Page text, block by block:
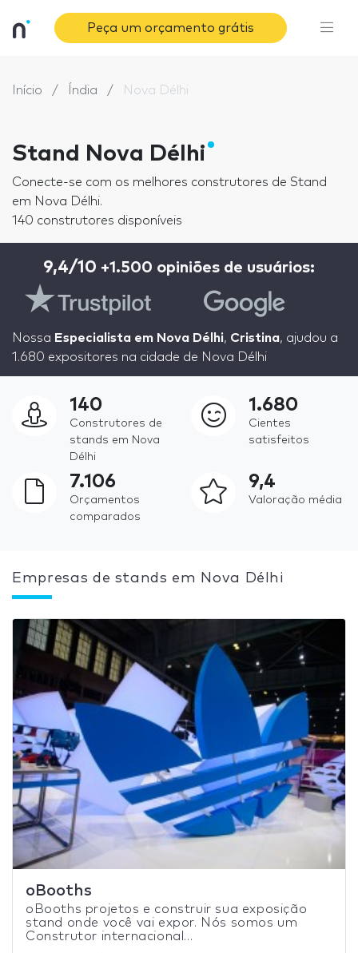
Peça um orçamento grátis
Início Índia Nova Délhi
Stand Nova Délhi
Conecte-se com os melhores construtores de Stand
em Nova Délhi.
140 construtores disponíveis
9,4/10 +1.500 opiniões de usuários:
Nossa Especialista em Nova Délhi, Cristina, ajudou a
1.680 expositores na cidade de Nova Délhi
140
Construtores de
stands em Nova
Délhi
1.680
Cientes
satisfeitos
7.106
Orçamentos
comparados
9,4
Valoração média
Empresas de stands em Nova Délhi
oBooths
oBooths projetos e construir sua exposição
stand onde você vai expor. Nós somos um
Construtor internacional...